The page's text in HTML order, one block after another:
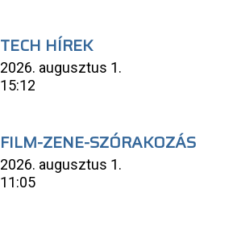
TECH HÍREK
2026. augusztus 1.
15:12
FILM-ZENE-SZÓRAKOZÁS
2026. augusztus 1.
11:05